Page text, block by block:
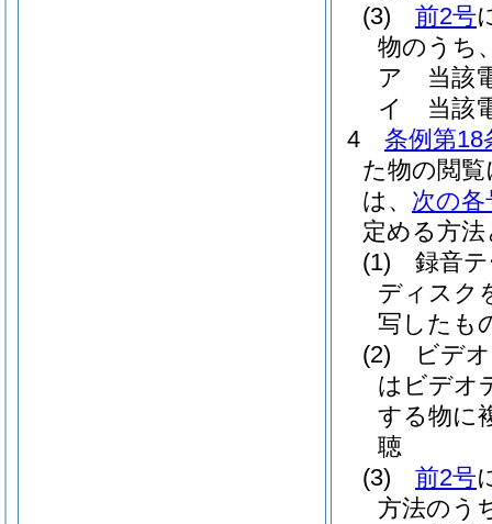
(3)
前2号
物のうち
ア
当該
イ
当該
4
条例第18
た物の閲
は、 次の各
定める方
(1)
録音
ディスク
写したも
(2)
ビデ
はビデオ
する物に
聴
(3)
前2号
方法のう